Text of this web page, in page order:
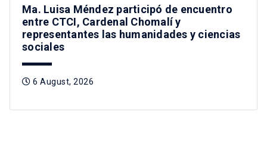
Ma. Luisa Méndez participó de encuentro
entre CTCI, Cardenal Chomalí y
representantes las humanidades y ciencias
sociales
6 August, 2026